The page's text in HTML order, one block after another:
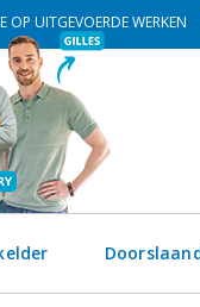
OP UITGEVOERDE WERKEN